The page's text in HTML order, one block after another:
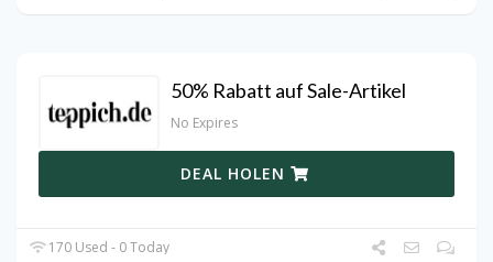
50% Rabatt auf Sale-Artikel
No Expires
DEAL HOLEN
170 Used - 0 Today